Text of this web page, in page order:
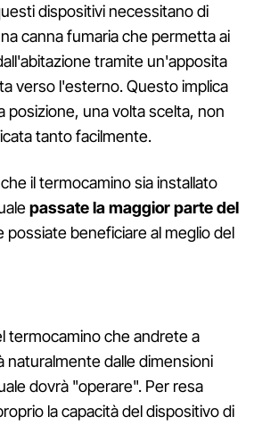
dispositivi necessitano di
canna fumaria che permetta ai
tramite un'apposita
verso l'esterno. Questo implica
posizione, una volta scelta, non
tanto facilmente.
il termocamino sia installato
passate la maggior parte del
possiate beneficiare al meglio del
termocamino che andrete a
naturalmente dalle dimensioni
dovrà "operare". Per resa
la capacità del dispositivo di